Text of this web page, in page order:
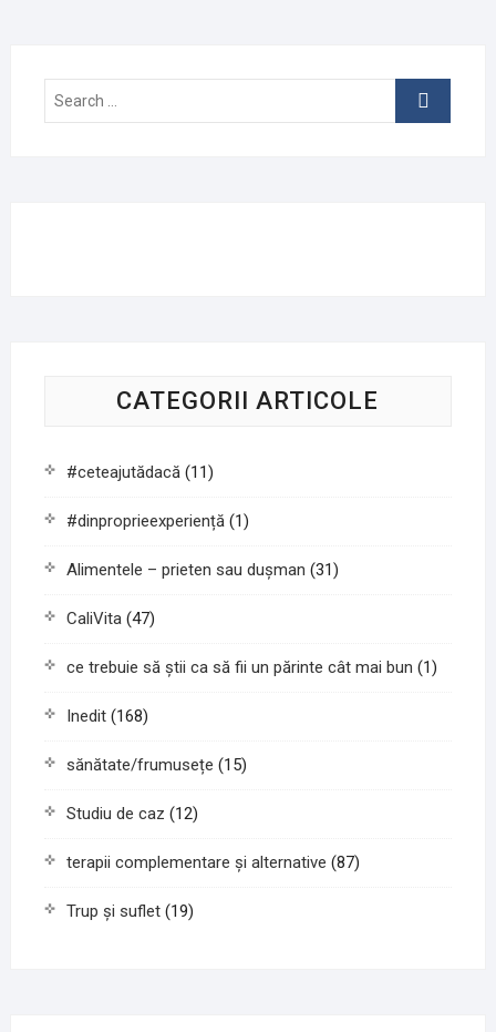
Search
CATEGORII ARTICOLE
#ceteajutădacă(11)
#dinproprieexperiență(1)
Alimentele – prieten sau duşman (31)
CaliVita(47)
ce trebuie să știi ca să fii un părinte cât mai bun (1)
Inedit(168)
sănătate/frumusețe (15)
Studiu de caz (12)
terapii complementare și alternative (87)
Trup și suflet(19)